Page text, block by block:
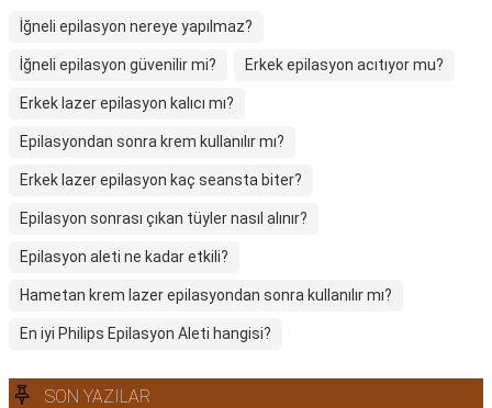
İğneli epilasyon nereye yapılmaz?
İğneli epilasyon güvenilir mi? Erkek epilasyon acıtıyor mu?
Erkek lazer epilasyon kalıcı mı?
Epilasyondan sonra krem kullanılır mı?
Erkek lazer epilasyon kaç seansta biter?
Epilasyon sonrası çıkan tüyler nasıl alınır?
Epilasyon aleti ne kadar etkili?
Hametan krem lazer epilasyondan sonra kullanılır mı?
En iyi Philips Epilasyon Aleti hangisi?
SON YAZILAR